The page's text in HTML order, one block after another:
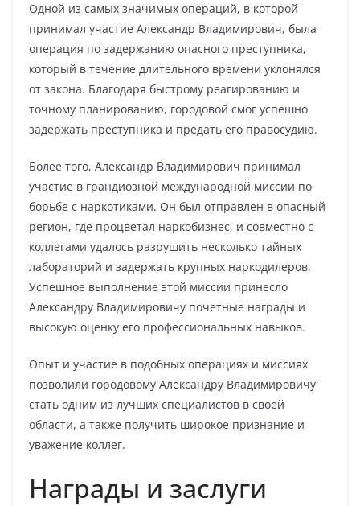
Одной из самых значимых операций, в которой
принимал участие Александр Владимирович, была
операция по задержанию опасного преступника,
который в течение длительного времени уклонялся
от закона. Благодаря быстрому реагированию и
точному планированию, городовой смог успешно
задержать преступника и предать его правосудию.
Более того, Александр Владимирович принимал
участие в грандиозной международной миссии по
борьбе с наркотиками. Он был отправлен в опасный
регион, где процветал наркобизнес, и совместно с
коллегами удалось разрушить несколько тайных
лабораторий и задержать крупных наркодилеров.
Успешное выполнение этой миссии принесло
Александру Владимировичу почетные награды и
высокую оценку его профессиональных навыков.
Опыт и участие в подобных операциях и миссиях
позволили городовому Александру Владимировичу
стать одним из лучших специалистов в своей
области, а также получить широкое признание и
уважение коллег.
Награды и заслуги